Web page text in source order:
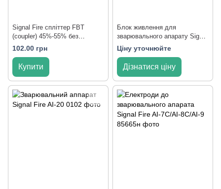
Signal Fire спліттер FBT
(coupler) 45%-55% без
конекторів (2 шт)
102.00 грн
Купити
Блок живлення для
зварювального апарату Signal
Fire
Ціну уточнюйте
Дізнатися ціну